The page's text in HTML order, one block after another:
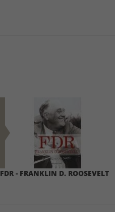
FDR - FRANKLIN D. ROOSEVELT